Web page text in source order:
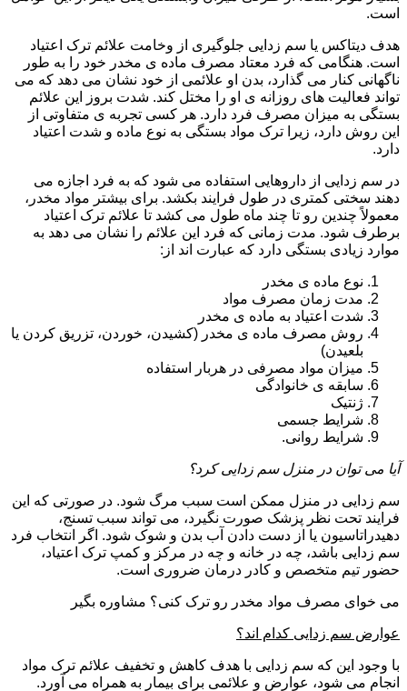
است.
هدف دیتاکس یا سم زدایی جلوگیری از وخامت علائم ترک اعتیاد
است. هنگامی که فرد معتاد مصرف ماده ی مخدر خود را به طور
ناگهانی کنار می گذارد، بدن او علائمی از خود نشان می دهد که می
تواند فعالیت های روزانه ی او را مختل کند. شدت بروز این علائم
بستگی به میزان مصرف فرد دارد. هر کسی تجربه ی متفاوتی از
این روش دارد، زیرا ترک مواد بستگی به نوع ماده و شدت اعتیاد
دارد.
در سم زدایی از داروهایی استفاده می شود که به فرد اجازه می
دهند سختی کمتری در طول فرایند بکشد. برای بیشتر مواد مخدر،
معمولاً چندین رو تا چند ماه طول می کشد تا علائم ترک اعتیاد
برطرف شود. مدت زمانی که فرد این علائم را نشان می دهد به
موارد زیادی بستگی دارد که عبارت اند از:
نوع ماده ی مخدر
مدت زمان مصرف مواد
شدت اعتیاد به ماده ی مخدر
روش مصرف ماده ی مخدر (کشیدن، خوردن، تزریق کردن یا
بلعیدن)
میزان مواد مصرفی در هربار استفاده
سابقه ی خانوادگی
ژنتیک
شرایط جسمی
شرایط روانی.
آیا می توان در منزل سم زدایی کرد؟
سم زدایی در منزل ممکن است سبب مرگ شود. در صورتی که این
فرایند تحت نظر پزشک صورت نگیرد، می تواند سبب تسنج،
دهیدراتاسیون یا از دست دادن آب بدن و شوک شود. اگر انتخاب فرد
سم زدایی باشد، چه در خانه و چه در مرکز و کمپ ترک اعتیاد،
حضور تیم متخصص و کادر درمان ضروری است.
می خوای مصرف مواد مخدر رو ترک کنی؟ مشاوره بگیر
عوارض سم زدایی کدام اند؟
با وجود این که سم زدایی با هدف کاهش و تخفیف علائم ترک مواد
انجام می شود، عوارض و علائمی برای بیمار به همراه می آورد.